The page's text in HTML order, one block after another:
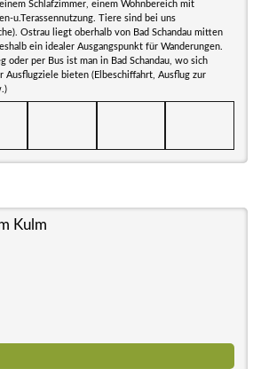
Schlafzimmer, einem Wohnbereich mit
u.Terassennutzung. Tiere sind bei uns
Ostrau liegt oberhalb von Bad Schandau mitten
ein idealer Ausgangspunkt für Wanderungen.
oder per Bus ist man in Bad Schandau, wo sich
bieten (Elbeschiffahrt, Ausflug zur
Kulm